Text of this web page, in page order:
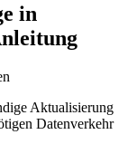
in
Aktualisierung
Datenverkehr